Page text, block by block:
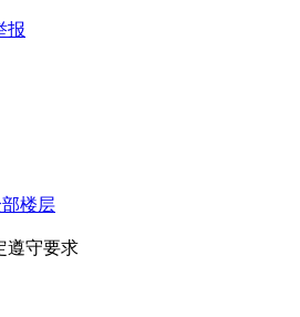
报
楼层
遵守要求